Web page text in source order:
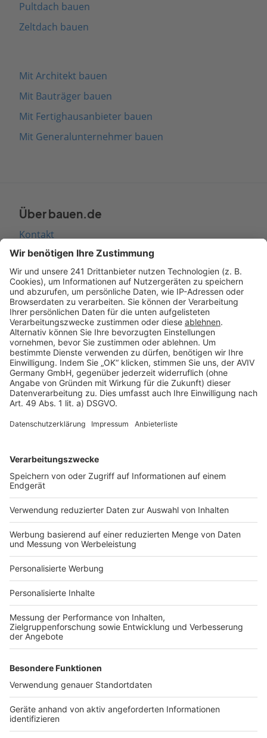
Pultdach bauen
Zeltdach bauen
Mit Architekt bauen
Mit Bauträger bauen
Mit Fertighausanbieter bauen
Mit Generalunternehmer bauen
Über bauen.de
Kontakt
Seitenaufbau
Barrierefreiheit
Cookie Einstellungen
Rechtliches
AGB-Übersicht
Datenschutz
Impressum
Services
Bauprojekt-Quiz
Häuser-Suche
Hausanbieter-Suche
Bauprojekt-Profil
Für Unternehmen
Ihre Baufirma auf bauen.de
Kostenloses Infogespräch